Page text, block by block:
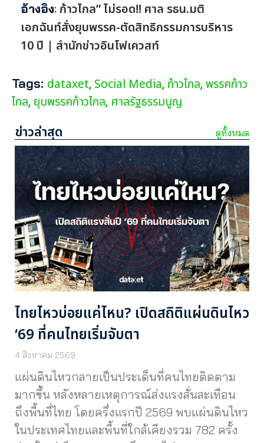
อ้างอิง: ก้าวไกล” ไม่รอด!! ศาล รธน.มติ
เอกฉันท์สั่งยุบพรรค-ตัดสิทธิกรรมการบริหาร
10 ปี | สำนักข่าวอินโฟเควสท์
Tags: dataxet, Social Media, ก้าวไกล, พรรคก้าว
ไกล, ยุบพรรคก้าวไกล, ศาลรัฐธรรมนูญ
ข่าวล่าสุด ดูทั้งหมด
ไทยไหวบ่อยแค่ไหน? เปิดสถิติแผ่นดินไหว
‘69 ที่คนไทยเริ่มจับตา
4 สิงหาคม 2569
แผ่นดินไหวกลายเป็นประเด็นที่คนไทยติดตาม
มากขึ้น หลังหลายเหตุการณ์ส่งแรงสั่นสะเทือน
ถึงพื้นที่ไทย โดยครึ่งแรกปี 2569 พบแผ่นดินไหว
ในประเทศไทยและพื้นที่ใกล้เคียงรวม 782 ครั้ง